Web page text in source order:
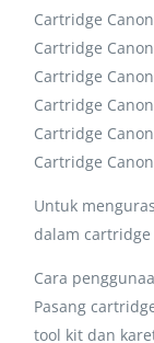
Cartridge
Cartridge
Cartridge Canon
Cartridge Canon
Cartridge Canon
Cartridge Canon
Untuk
dalam
Cara
Pasang
tool kit dan